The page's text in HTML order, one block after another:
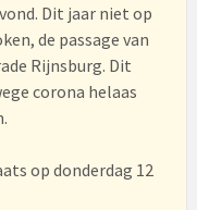
Dit jaar niet op
de passage van
Rijnsburg. Dit
corona helaas
op donderdag 12